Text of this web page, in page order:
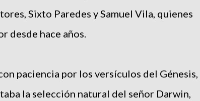
Sixto Paredes y Samuel Vila, quienes
desde hace años.
paciencia por los versículos del Génesis,
la selección natural del señor Darwin,